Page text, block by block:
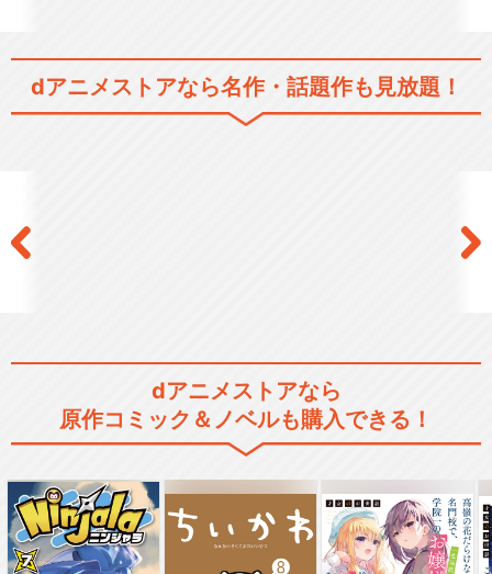
dアニメストアなら名作・話題作も見放題！
dアニメストアなら
原作コミック＆ノベルも購入できる！